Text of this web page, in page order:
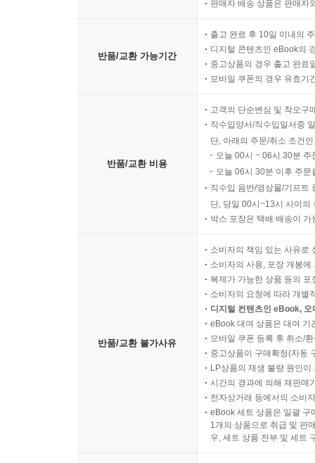
판매자 배송 상품은 판매자
반품/교환 가능기간
출고 완료 후 10일 이내의
디지털 콘텐츠인 eBook의
중고상품의 경우 출고 완료
모바일 쿠폰의 경우 유효기
반품/교환 비용
고객의 단순변심 및 착오구
직수입양서/직수입일서중
단, 아래의 주문/취소 조건
오늘 00시 ~ 06시 30분
오늘 06시 30분 이후 주
직수입 음반/영상물/기프트
단, 당일 00시~13시 사이의
박스 포장은 택배 배송이
반품/교환 불가사유
소비자의 책임 있는 사유로
소비자의 사용, 포장 개봉
복제가 가능한 상품 등의
소비자의 요청에 따라 개별
디지털 컨텐츠인 eBook,
eBook 대여 상품은 대여 기
모바일 쿠폰 등록 후 취소/
중고상품이 구매확정(자동
LP상품의 재생 불량 원인
시간의 경과에 의해 재판매
전자상거래 등에서의 소비
eBook 세트 상품은 일괄 구
1개의 상품으로 취급 및 판
우, 세트 상품 전부 및 세트